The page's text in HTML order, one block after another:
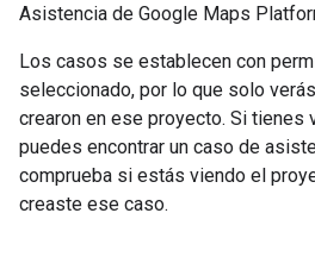
Asistencia de Google Maps
Los casos se establecen con
seleccionado, por lo que solo
crearon en ese proyecto. Si tienes
puedes encontrar un caso de
comprueba si estás viendo el
creaste ese caso.